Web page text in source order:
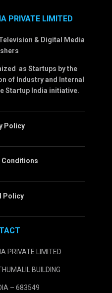
PRIVATE LIMITED
& Digital Media
as Startups by the
of Industry and Internal
Startup India initiative.
Policy
Conditions
Policy
PRIVATE LIMITED
BUILDING
– 683549